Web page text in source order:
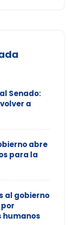
Senado:
a
abre
para la
al gobierno
humanos